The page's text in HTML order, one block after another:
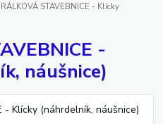
STAVEBNICE - Klícky
-
náušnice)